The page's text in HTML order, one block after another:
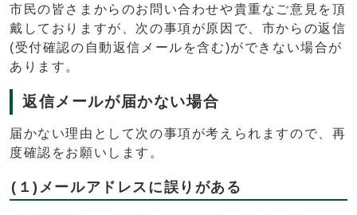
市民の皆さまからのお問い合わせや貴重なご意見を頂
戴しておりますが、次の事項が原因で、市からの返信
(受付確認の自動返信メールを含む)ができない場合が
あります。
返信メールが届かない場合
届かない理由として次の事項が考えられますので、再
度確認をお願いします。
(１)メールアドレスに誤りがある